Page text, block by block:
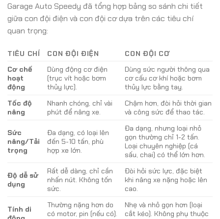
Garage Auto Speedy đã tổng hợp bảng so sánh chi tiết
giữa con đội điện và con đội cơ dựa trên các tiêu chí
quan trọng:
TIÊU CHÍ CON ĐỘI ĐIỆN
CON ĐỘI CƠ
Cơ chế
hoạt
động
Dùng động cơ điện
(trục vít hoặc bơm
thủy lực).
Dùng sức người thông qua
cơ cấu cơ khí hoặc bơm
thủy lực bằng tay.
Tốc độ
nâng
Nhanh chóng, chỉ vài
phút để nâng xe.
Chậm hơn, đòi hỏi thời gian
và công sức để thao tác.
Sức
nâng/Tải
trọng
Đa dạng, có loại lên
đến 5-10 tấn, phù
hợp xe lớn.
Đa dạng, nhưng loại nhỏ
gọn thường chỉ 1-2 tấn.
Loại chuyên nghiệp (cá
sấu, chai) có thể lớn hơn.
Độ dễ sử
dụng
Rất dễ dàng, chỉ cần
nhấn nút. Không tốn
sức.
Đòi hỏi sức lực, đặc biệt
khi nâng xe nặng hoặc lên
cao.
Tính di
Thường nặng hơn do
có motor, pin (nếu có).
Nhẹ và nhỏ gọn hơn (loại
cắt kéo). Không phụ thuộc